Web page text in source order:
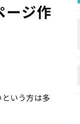
ージ作
いう方は多